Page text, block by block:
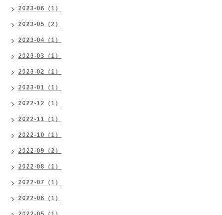
2023-06（1）
2023-05（2）
2023-04（1）
2023-03（1）
2023-02（1）
2023-01（1）
2022-12（1）
2022-11（1）
2022-10（1）
2022-09（2）
2022-08（1）
2022-07（1）
2022-06（1）